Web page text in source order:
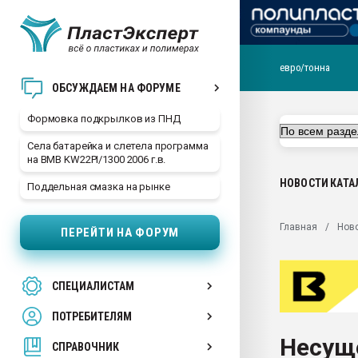
ОБСУЖДАЕМ НА ФОРУМЕ
Формовка подкрылков из ПНД
Села батарейка и слетела программа
на BMB KW22PI/1300 2006 г.в.
Поддельная смазка на рынке
ПЕРЕЙТИ НА ФОРУМ
СПЕЦИАЛИСТАМ
ПОТРЕБИТЕЛЯМ
СПРАВОЧНИК
29.07.2026 ФРП помог
Вакуум-формовочные
28.07.2026
первый план в
пластмасс
ситуацией на
евро/тонна
НОВОСТИ
Главная